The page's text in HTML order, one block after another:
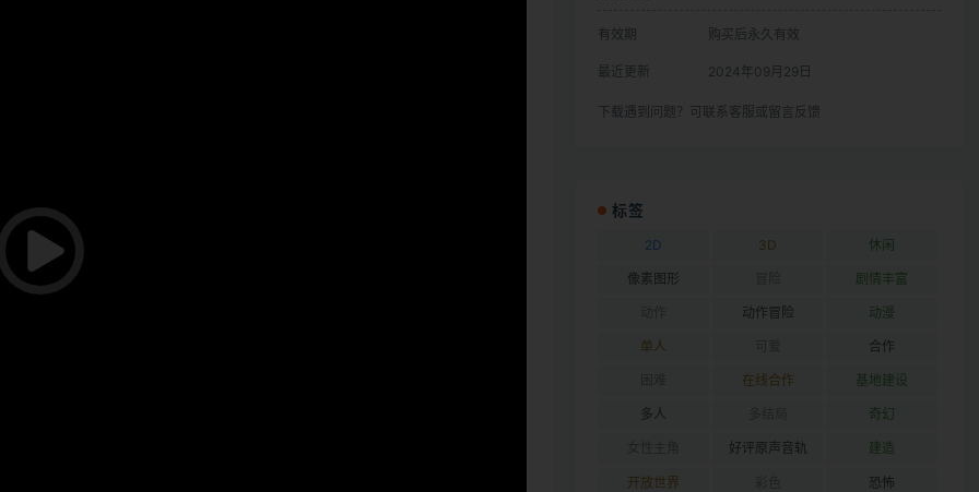
有效期 购买后永久有效
最近更新 2024年09月29日
下载遇到问题？可联系客服或留言反馈
标签
2D 3D 休闲
像素图形 剧情丰富
动作冒险 动漫
单人 合作
在线合作 基地建设
多人 奇幻
好评原声音轨 建造
开放世界 恐怖